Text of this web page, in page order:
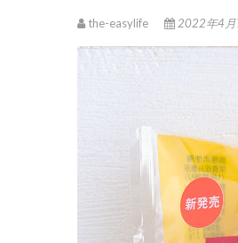
the-easylife 2022年4